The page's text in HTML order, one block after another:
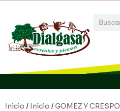
Inicio / Inicio /GOMEZ Y CRESPO